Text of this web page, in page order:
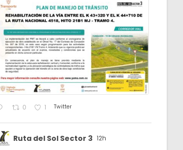
0 1 Twitter
Ruta del Sol Sector 3 12h